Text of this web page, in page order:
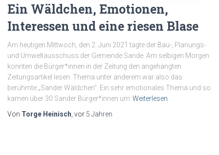
Ein Wäldchen, Emotionen,
Interessen und eine riesen Blase
Am heutigen Mittwoch, den 2. Juni 2021 tagte der Bau-, Planungs-
und Umweltausschuss der Gemeinde Sande. Am selbigen Morgen
konnten die Bürger*innen in der Zeitung den angehängten
Zeitungsartikel lesen. Thema unter anderem war also das
berühmte „Sander Wäldchen“. Ein sehr emotionales Thema und so
kamen über 30 Sander Bürger*innen um Weiterlesen
Von Torge Heinisch , vor 5 Jahren